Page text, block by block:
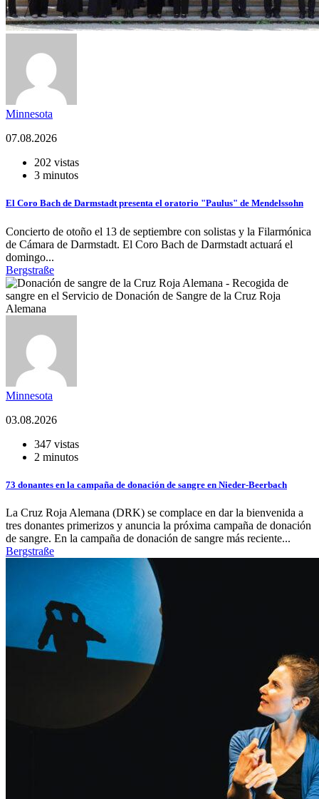
Minnesota
07.08.2026
202 vistas
3 minutos
El Coro Bach de Darmstadt presenta el oratorio "Paulus" de Mendelssohn
Concierto de otoño el 13 de septiembre con solistas y la Filarmónica
de Cámara de Darmstadt. El Coro Bach de Darmstadt actuará el
domingo...
Bergstraße
Minnesota
03.08.2026
347 vistas
2 minutos
73 donantes en la campaña de donación de sangre en Nieder-Beerbach
La Cruz Roja Alemana (DRK) se complace en dar la bienvenida a
tres donantes primerizos y anuncia la próxima campaña de donación
de sangre. En la campaña de donación de sangre más reciente...
Bergstraße